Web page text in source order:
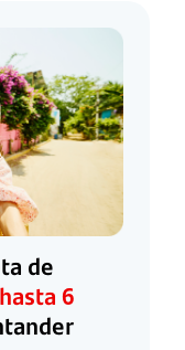
de
6